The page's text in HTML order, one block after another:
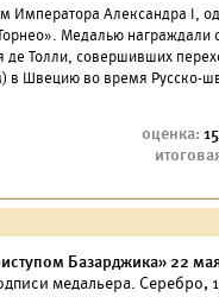
Императора Александра I,
Медалью награждали
Толли, совершивших
в Швецию во время Русско-
Базарджика» 22 мая
медальера. Серебро,